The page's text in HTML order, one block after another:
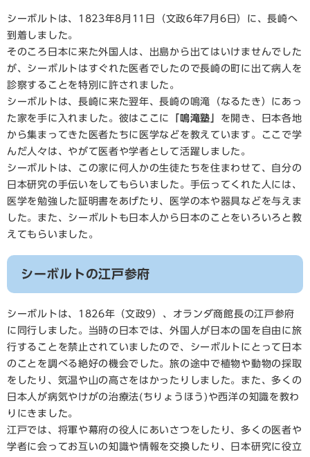
シーボルトは、1823年8月11日（文政6年7月6日）に、長崎へ
到着しました。
そのころ日本に来た外国人は、出島から出てはいけませんでした
が、シーボルトはすぐれた医者でしたので長崎の町に出て病人を
診察することを特別に許されました。
シーボルトは、長崎に来た翌年、長崎の鳴滝（なるたき）にあっ
た家を手に入れました。彼はここに
「鳴滝塾」 を開き、日本各地
から集まってきた医者たちに医学などを教えています。ここで学
んだ人々は、やがて医者や学者として活躍しました。
シーボルトは、この家に何人かの生徒たちを住まわせて、自分の
日本研究の手伝いをしてもらいました。手伝ってくれた人には、
医学を勉強した証明書をあげたり、医学の本や器具などを与えま
した。また、シーボルトも日本人から日本のことをいろいろと教
えてもらいました。
シーボルトの江戸参府
シーボルトは、1826年（文政9）、オランダ商館長の江戸参府
に同行しました。当時の日本では、外国人が日本の国を自由に旅
行することを禁止されていましたので、シーボルトにとって日本
のことを調べる絶好の機会でした。旅の途中で植物や動物の採取
をしたり、気温や山の高さをはかったりしました。また、多くの
日本人が病気やけがの治療法(ちりょうほう)や西洋の知識を教わ
りにきました。
江戸では、将軍や幕府の役人にあいさつをしたり、多くの医者や
学者に会ってお互いの知識や情報を交換したり、日本研究に役立